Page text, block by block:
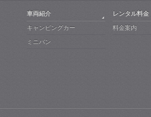
車両紹介
キャンピングカー
ミニバン
レンタル料金
料金案内